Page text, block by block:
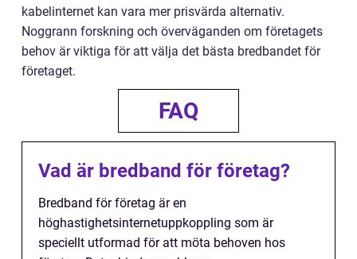
kabelinternet kan vara mer prisvärda alternativ.
Noggrann forskning och överväganden om företagets
behov är viktiga för att välja det bästa bredbandet för
företaget.
FAQ
Vad är bredband för företag?
Bredband för företag är en
höghastighetsinternetuppkoppling som är
speciellt utformad för att möta behoven hos